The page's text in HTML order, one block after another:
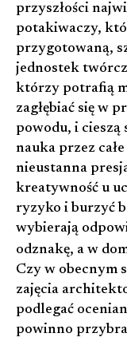
przyszłości
potakiwaczy,
przygotowaną,
jednostek
którzy potrafią
zagłębiać się w
powodu, i cieszą
nauka przez
nieustanna
kreatywność u
ryzyko i burzyć
wybierają
odznakę, a w
Czy w obecnym
zajęcia
podlegać
powinno